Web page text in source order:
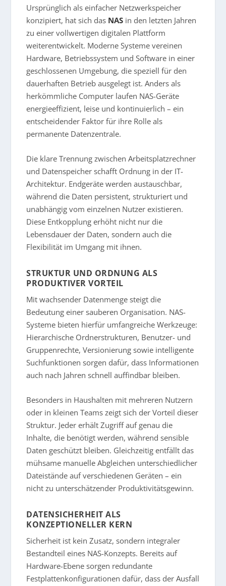
Ursprünglich als einfacher Netzwerkspeicher
konzipiert, hat sich das NAS in den letzten Jahren
zu einer vollwertigen digitalen Plattform
weiterentwickelt. Moderne Systeme vereinen
Hardware, Betriebssystem und Software in einer
geschlossenen Umgebung, die speziell für den
dauerhaften Betrieb ausgelegt ist. Anders als
herkömmliche Computer laufen NAS-Geräte
energieeffizient, leise und kontinuierlich – ein
entscheidender Faktor für ihre Rolle als
permanente Datenzentrale.
Die klare Trennung zwischen Arbeitsplatzrechner
und Datenspeicher schafft Ordnung in der IT-
Architektur. Endgeräte werden austauschbar,
während die Daten persistent, strukturiert und
unabhängig vom einzelnen Nutzer existieren.
Diese Entkopplung erhöht nicht nur die
Lebensdauer der Daten, sondern auch die
Flexibilität im Umgang mit ihnen.
STRUKTUR UND ORDNUNG ALS
PRODUKTIVER VORTEIL
Mit wachsender Datenmenge steigt die
Bedeutung einer sauberen Organisation. NAS-
Systeme bieten hierfür umfangreiche Werkzeuge:
Hierarchische Ordnerstrukturen, Benutzer- und
Gruppenrechte, Versionierung sowie intelligente
Suchfunktionen sorgen dafür, dass Informationen
auch nach Jahren schnell auffindbar bleiben.
Besonders in Haushalten mit mehreren Nutzern
oder in kleinen Teams zeigt sich der Vorteil dieser
Struktur. Jeder erhält Zugriff auf genau die
Inhalte, die benötigt werden, während sensible
Daten geschützt bleiben. Gleichzeitig entfällt das
mühsame manuelle Abgleichen unterschiedlicher
Dateistände auf verschiedenen Geräten – ein
nicht zu unterschätzender Produktivitätsgewinn.
DATENSICHERHEIT ALS
KONZEPTIONELLER KERN
Sicherheit ist kein Zusatz, sondern integraler
Bestandteil eines NAS-Konzepts. Bereits auf
Hardware-Ebene sorgen redundante
Festplattenkonfigurationen dafür, dass der Ausfall